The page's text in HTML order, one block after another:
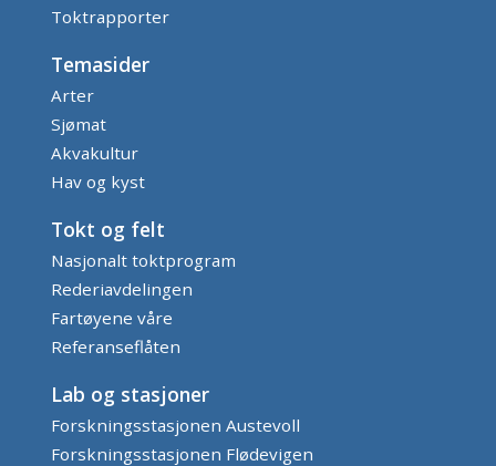
Toktrapporter
Temasider
Arter
Sjømat
Akvakultur
Hav og kyst
Tokt og felt
Nasjonalt toktprogram
Rederiavdelingen
Fartøyene våre
Referanseflåten
Lab og stasjoner
Forskningsstasjonen Austevoll
Forskningsstasjonen Flødevigen